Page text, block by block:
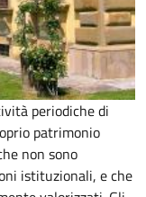
periodiche di
patrimonio
non sono
istituzionali, e che